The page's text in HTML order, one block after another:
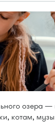
озера —
котам,